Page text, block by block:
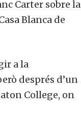
Carter sobre la
Blanca de
a la
després d’un
College, on